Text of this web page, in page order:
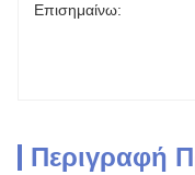
Επισημαίνω:
Περιγραφή